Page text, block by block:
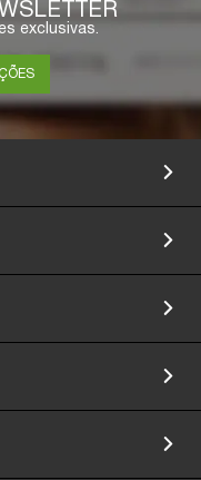
exclusivas.